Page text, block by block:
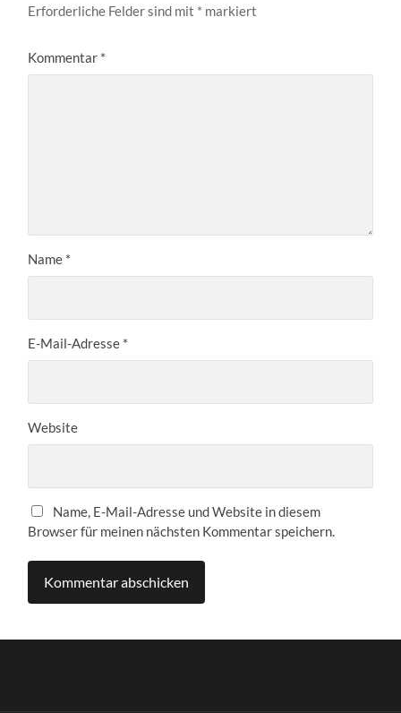
Erforderliche Felder sind mit * markiert
Kommentar *
Name *
E-Mail-Adresse *
Website
Name, E-Mail-Adresse und Website in diesem
Browser für meinen nächsten Kommentar speichern.